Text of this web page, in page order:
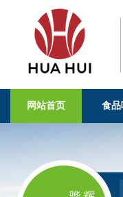
吸塑包装的
网站首页 食品